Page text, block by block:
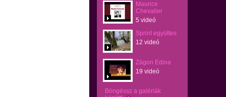
Maurice
Chevalier
5 videó
Sprint együttes
12 videó
Zágon Edina
19 videó
Böngéssz a galériák